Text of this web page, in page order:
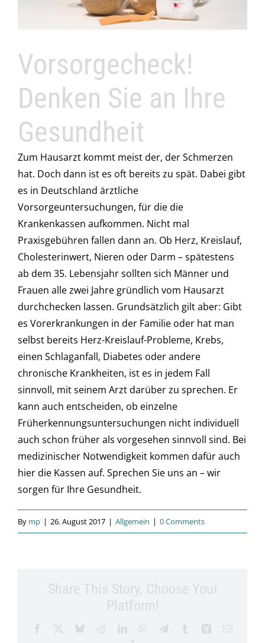
Vorsorgecheck!
Denken Sie an Ihre
Gesundheit
Zum Hausarzt kommt meist der, der Schmerzen
hat. Doch dann ist es oft bereits zu spät. Dabei gibt
es in Deutschland ärztliche
Vorsorgeuntersuchungen, für die die
Krankenkassen aufkommen. Nicht mal
Praxisgebühren fallen dann an. Ob Herz, Kreislauf,
Cholesterinwert, Nieren oder Darm – spätestens
ab dem 35. Lebensjahr sollten sich Männer und
Frauen alle zwei Jahre gründlich vom Hausarzt
durchchecken lassen. Grundsätzlich gilt aber: Gibt
es Vorerkrankungen in der Familie oder hat man
selbst bereits Herz-Kreislauf-Probleme, Krebs,
einen Schlaganfall, Diabetes oder andere
chronische Krankheiten, ist es in jedem Fall
sinnvoll, mit seinem Arzt darüber zu sprechen. Er
kann auch entscheiden, ob einzelne
Früherkennungsuntersuchungen nicht individuell
auch schon früher als vorgesehen sinnvoll sind. Bei
medizinischer Notwendigkeit kommen dafür auch
hier die Kassen auf. Sprechen Sie uns an – wir
sorgen für Ihre Gesundheit.
By mp | 26. August 2017 | Allgemein | 0 Comments
Share This Story, Choose Your
Platform!
Facebook BlueskyRedditLinkedInWhatsApp
TelegramTumblr Xing Email